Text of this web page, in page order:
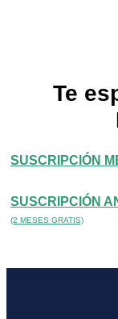
Te
SUSCRIPCIÓN
SUSCRIPCIÓN
(2 MESES GRATIS)